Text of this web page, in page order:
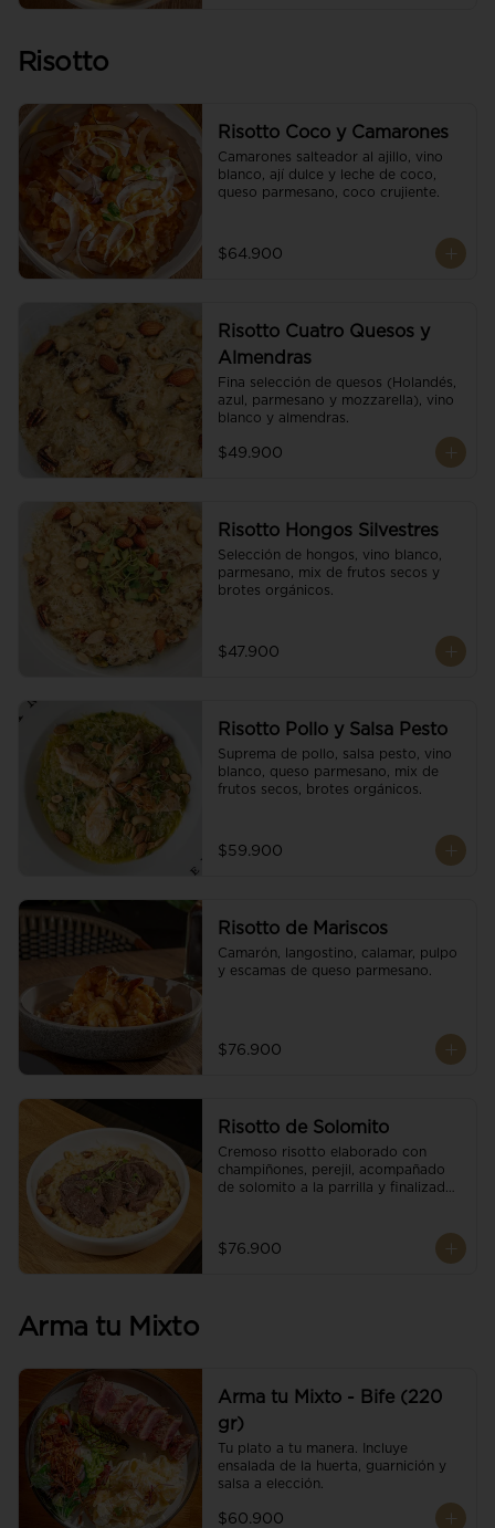
Risotto
Risotto Coco y Camarones
Camarones salteador al ajillo, vino
blanco, ají dulce y leche de coco,
queso parmesano, coco crujiente.
$64.900
Risotto Cuatro Quesos y
Almendras
Fina selección de quesos (Holandés,
azul, parmesano y mozzarella), vino
blanco y almendras.
$49.900
Risotto Hongos Silvestres
Selección de hongos, vino blanco,
parmesano, mix de frutos secos y
brotes orgánicos.
$47.900
Risotto Pollo y Salsa Pesto
Suprema de pollo, salsa pesto, vino
blanco, queso parmesano, mix de
frutos secos, brotes orgánicos.
$59.900
Risotto de Mariscos
Camarón, langostino, calamar, pulpo
y escamas de queso parmesano.
$76.900
Risotto de Solomito
Cremoso risotto elaborado con
champiñones, perejil, acompañado
de solomito a la parrilla y finalizado
$76.900
Arma tu Mixto
Arma tu Mixto - Bife (220
gr)
Tu plato a tu manera. Incluye
ensalada de la huerta, guarnición y
salsa a elección.
$60.900